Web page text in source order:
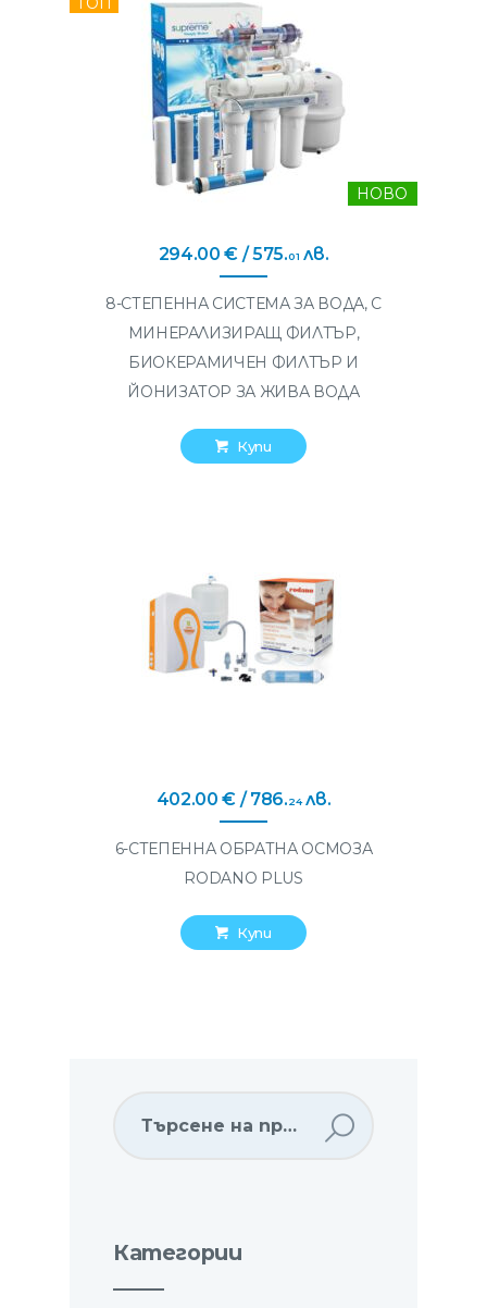
НОВО
294.00 €/ 575.01 лв.
8-СТЕПЕННА СИСТЕМА ЗА ВОДА, С
МИНЕРАЛИЗИРАЩ ФИЛТЪР,
БИОКЕРАМИЧЕН ФИЛТЪР И
ЙОНИЗАТОР ЗА ЖИВА ВОДА
Купи
402.00 €/ 786.24лв.
6-СТЕПЕННА ОБРАТНА ОСМОЗА
RODANO PLUS
Купи
Категории